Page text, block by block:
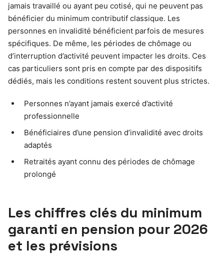
jamais travaillé ou ayant peu cotisé, qui ne peuvent pas
bénéficier du minimum contributif classique. Les
personnes en invalidité bénéficient parfois de mesures
spécifiques. De même, les périodes de chômage ou
d’interruption d’activité peuvent impacter les droits. Ces
cas particuliers sont pris en compte par des dispositifs
dédiés, mais les conditions restent souvent plus strictes.
Personnes n’ayant jamais exercé d’activité
professionnelle
Bénéficiaires d’une pension d’invalidité avec droits
adaptés
Retraités ayant connu des périodes de chômage
prolongé
Les chiffres clés du minimum
garanti en pension pour 2026
et les prévisions